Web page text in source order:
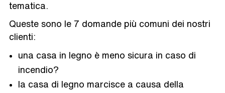
tematica.
Queste sono le 7 domande più comuni dei nostri
clienti:
una casa in legno è meno sicura in caso di
incendio?
la casa di legno marcisce a causa della